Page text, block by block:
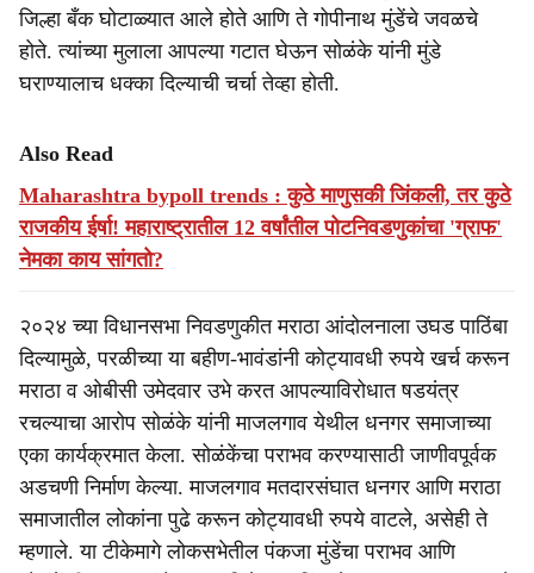
जिल्हा बँक घोटाळ्यात आले होते आणि ते गोपीनाथ मुंडेंचे जवळचे
होते. त्यांच्या मुलाला आपल्या गटात घेऊन सोळंके यांनी मुंडे
घराण्यालाच धक्का दिल्याची चर्चा तेव्हा होती.
Also Read
Maharashtra bypoll trends : कुठे माणुसकी जिंकली, तर कुठे
राजकीय ईर्षा! महाराष्ट्रातील 12 वर्षांतील पोटनिवडणुकांचा 'ग्राफ'
नेमका काय सांगतो?
२०२४ च्या विधानसभा निवडणुकीत मराठा आंदोलनाला उघड पाठिंबा
दिल्यामुळे, परळीच्या या बहीण-भावंडांनी कोट्यावधी रुपये खर्च करून
मराठा व ओबीसी उमेदवार उभे करत आपल्याविरोधात षडयंत्र
रचल्याचा आरोप सोळंके यांनी माजलगाव येथील धनगर समाजाच्या
एका कार्यक्रमात केला. सोळंकेंचा पराभव करण्यासाठी जाणीवपूर्वक
अडचणी निर्माण केल्या. माजलगाव मतदारसंघात धनगर आणि मराठा
समाजातील लोकांना पुढे करून कोट्यावधी रुपये वाटले, असेही ते
म्हणाले. या टीकेमागे लोकसभेतील पंकजा मुंडेंचा पराभव आणि